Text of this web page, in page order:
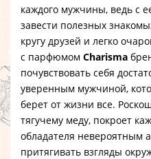
каждого мужчины, ведь с
завести полезных
кругу друзей и легко
с парфюмом Charisma
почувствовать себя
уверенным мужчиной,
берет от жизни все.
тягучему меду, покроет
обладателя невероятным
притягивать взгляды